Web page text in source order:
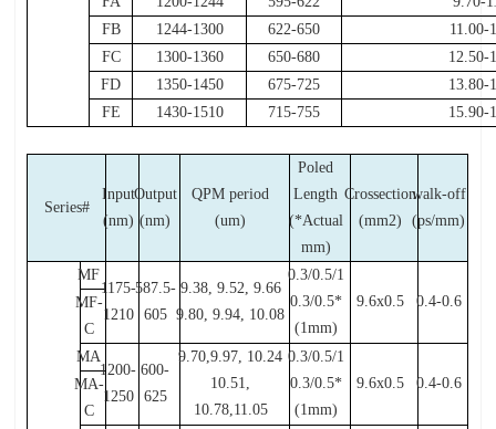
FB
1244-1300 622-650
11.00-
FC
1300-1360 650-680
12.50-
FD
1350-1450 675-725
13.80-
FE
1430-1510 715-755 15.90-
Series#
Input
(nm)
Output
(nm)
QPM period
(um)
Poled
Length
(*Actual
mm)
Crossection
(mm2)
walk-off
(ps/mm)
MF
1175-
1210
587.5-
605
9.38, 9.52, 9.66
9.80, 9.94, 10.08
0.3/0.5/1
0.3/0.5*
(1mm)
9.6x0.5 0.4-0.6
MF-
C
MA
1200-
1250
600-
625
9.70,9.97, 10.24
10.51,
10.78,11.05
0.3/0.5/1
0.3/0.5*
(1mm)
9.6x0.5 0.4-0.6
MA-
C